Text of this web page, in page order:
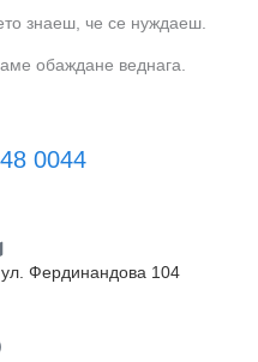
знаеш, че се нуждаеш.
обаждане веднага.
0044
Фердинандова 104​